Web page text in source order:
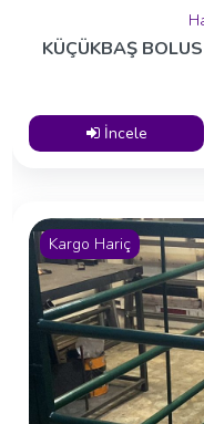
KÜÇÜKBAŞ
İncele
Kargo Hariç